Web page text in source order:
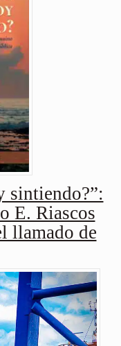
sintiendo?”:
E. Riascos
llamado de